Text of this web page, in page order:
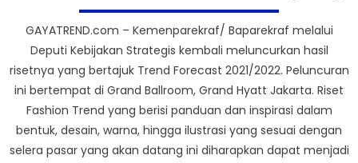
GAYATREND.com – Kemenparekraf/ Baparekraf melalui
Deputi Kebijakan Strategis kembali meluncurkan hasil
risetnya yang bertajuk Trend Forecast 2021/2022. Peluncuran
ini bertempat di Grand Ballroom, Grand Hyatt Jakarta. Riset
Fashion Trend yang berisi panduan dan inspirasi dalam
bentuk, desain, warna, hingga ilustrasi yang sesuai dengan
selera pasar yang akan datang ini diharapkan dapat menjadi